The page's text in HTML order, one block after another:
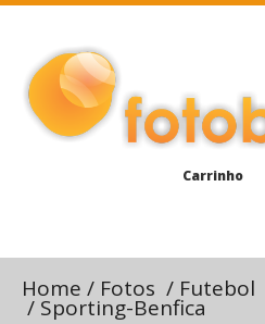
Carrinho
Home / Fotos / Futebol
/ Sporting-Benfica